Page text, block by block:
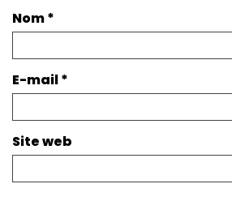
Nom*
E-mail*
Site web